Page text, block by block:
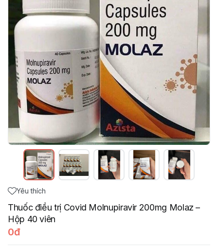
Yêu thích
Thuốc điều trị Covid Molnupiravir 200mg Molaz –
Hộp 40 viên
0đ